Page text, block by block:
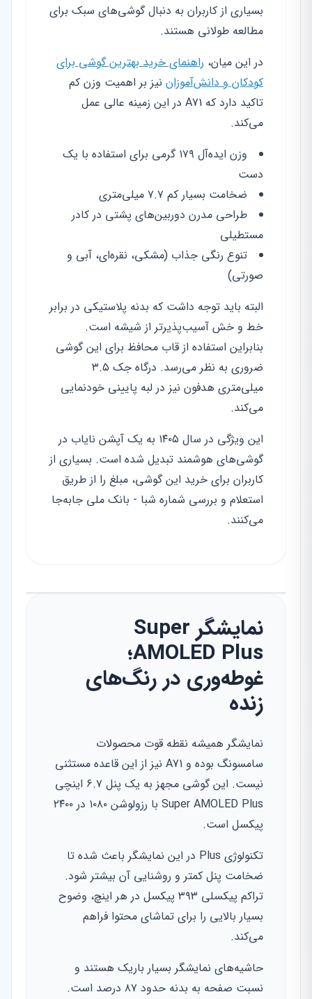
بسیاری از کاربران به دنبال گوشی‌های سبک برای
مطالعه طولانی هستند.
در این میان، راهنمای خرید بهترین گوشی برای
کودکان و دانش‌آموزان نیز بر اهمیت وزن کم
تاکید دارد که A71 در این زمینه عالی عمل
می‌کند.
وزن ایده‌آل ۱۷۹ گرمی برای استفاده با یک
دست
ضخامت بسیار کم ۷.۷ میلی‌متری
طراحی مدرن دوربین‌های پشتی در کادر
مستطیلی
تنوع رنگی جذاب (مشکی، نقره‌ای، آبی و
صورتی)
البته باید توجه داشت که بدنه پلاستیکی در برابر
خط و خش آسیب‌پذیرتر از شیشه است.
بنابراین استفاده از قاب محافظ برای این گوشی
ضروری به نظر می‌رسد. درگاه جک ۳.۵
میلی‌متری هدفون نیز در لبه پایینی خودنمایی
می‌کند.
این ویژگی در سال ۱۴۰۵ به یک آپشن نایاب در
گوشی‌های هوشمند تبدیل شده است. بسیاری از
کاربران برای خرید این گوشی، مبلغ را از طریق
استعلام و بررسی شماره شبا - بانک ملی جابه‌جا
می‌کنند.
نمایشگر Super
AMOLED Plus؛
غوطه‌وری در رنگ‌های
زنده
نمایشگر همیشه نقطه قوت محصولات
سامسونگ بوده و A71 نیز از این قاعده مستثنی
نیست. این گوشی مجهز به یک پنل ۶.۷ اینچی
Super AMOLED Plus با رزولوشن ۱۰۸۰ در ۲۴۰۰
پیکسل است.
تکنولوژی Plus در این نمایشگر باعث شده تا
ضخامت پنل کمتر و روشنایی آن بیشتر شود.
تراکم پیکسلی ۳۹۳ پیکسل در هر اینچ، وضوح
بسیار بالایی را برای تماشای محتوا فراهم
می‌کند.
حاشیه‌های نمایشگر بسیار باریک هستند و
نسبت صفحه به بدنه حدود ۸۷ درصد است.